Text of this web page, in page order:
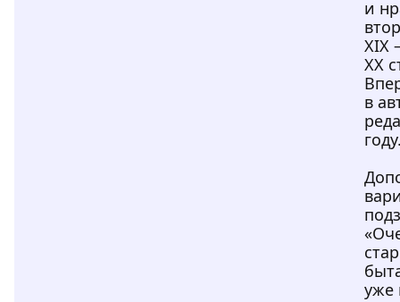
и
XIX
XX
в
уже